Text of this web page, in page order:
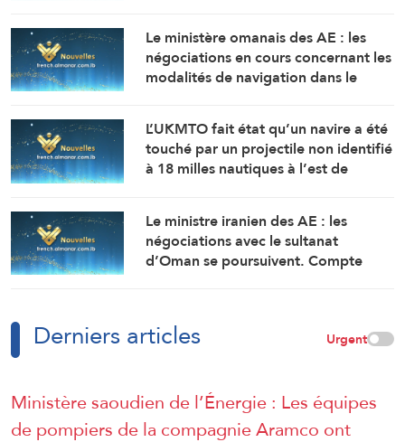
Le ministère omanais des AE : les
négociations en cours concernant les
modalités de navigation dans le
une atmosphère positive et
constructive.
L’UKMTO fait état qu’un navire a été
touché par un projectile non identifié
à 18 milles nautiques à l’est de
L’incendie y a été maîtrisé.
Le ministre iranien des AE : les
négociations avec le sultanat
d’Oman se poursuivent. Compte
une voie maritime temporaire. Un
accord définitif est imminent.
Derniers articles Urgent
Ministère saoudien de l’Énergie : Les équipes
de pompiers de la compagnie Aramco ont